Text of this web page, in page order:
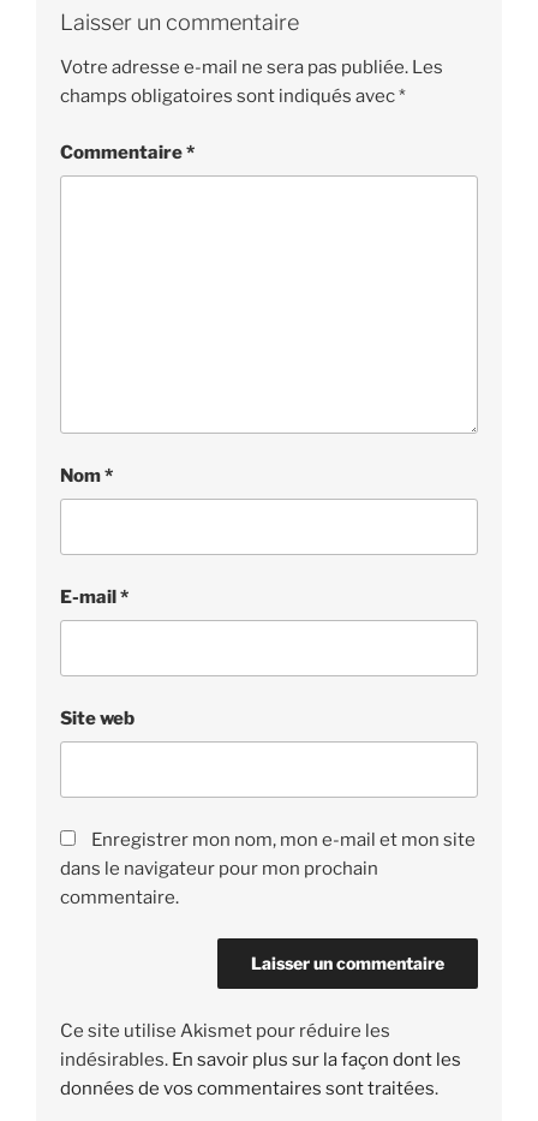
Laisser un commentaire
Votre adresse e-mail ne sera pas publiée. Les
champs obligatoires sont indiqués avec*
Commentaire*
Nom*
E-mail*
Site web
Enregistrer mon nom, mon e-mail et mon site
dans le navigateur pour mon prochain
commentaire.
Ce site utilise Akismet pour réduire les
indésirables. En savoir plus sur la façon dont les
données de vos commentaires sont traitées.